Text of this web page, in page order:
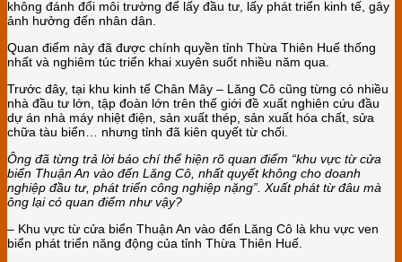
không đánh đổi môi trường để lấy đầu tư, lấy phát triển kinh tế, gây
ảnh hưởng đến nhân dân.
Quan điểm này đã được chính quyền tỉnh Thừa Thiên Huế thống
nhất và nghiêm túc triển khai xuyên suốt nhiều năm qua.
Trước đây, tại khu kinh tế Chân Mây – Lăng Cô cũng từng có nhiều
nhà đầu tư lớn, tập đoàn lớn trên thế giới đề xuất nghiên cứu đầu
dự án nhà máy nhiệt điện, sản xuất thép, sản xuất hóa chất, sửa
chữa tàu biển… nhưng tỉnh đã kiên quyết từ chối.
Ông đã từng trả lời báo chíthể hiện rõ quan điểm “khu vực từ cửa
biển Thuận An vào đến Lăng Cô, nhất quyết không cho doanh
nghiệp đầu tư, phát triển công nghiệp nặng”. Xuất phát từđâu mà
ông lại có quan điểm như vậy?
– Khu vực từ cửa biển Thuận An vào đến Lăng Cô là khu vực ven
biển phát triển năng động của tỉnh Thừa Thiên Huế.